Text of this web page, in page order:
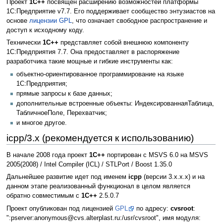
Проект 1С++ посвящен расширению возможностей платформы
1С:Предприятие v7.7. Его поддерживает сообщество энтузиастов на
основе лицензии GPL, что означает свободное распространение и
доступ к исходному коду.
Технически 1С++ представляет собой внешнюю компоненту
1С:Предприятия 7.7. Она предоставляет в распоряжение
разработчика такие мощные и гибкие инструменты как:
объектно-ориентированное программирование на языке
1С:Предприятия;
прямые запросы к базе данных;
дополнительные встроенные объекты: ИндексированнаяТаблица,
ТабличноеПоле, Перехватчик;
и многое другое.
icpp/3.x (рекомендуется к использованию)
В начале 2008 года проект 1C++ портирован с MSVS 6.0 на MSVS
2005(2008) / Intel Compiler (IСL) / STLPort / Boost 1.35.0
Дальнейшее развитие идет под именем icpp(версии 3.x.x.x) и на
данном этапе реализованный функционал в целом является
обратно совместимым с 1С++ 2.5.0.7
Проект опубликован под лицензией GPL по адресу: cvsroot:
":pserver:anonymous@cvs.alterplast.ru:/usr/cvsroot", имя модуля: